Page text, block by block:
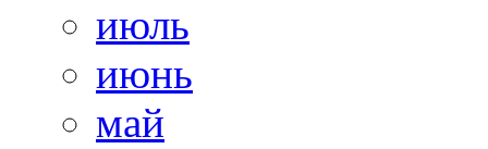
июль
июнь
май